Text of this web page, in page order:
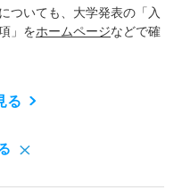
ついても、大学発表の「入
」をホームページなどで確
る